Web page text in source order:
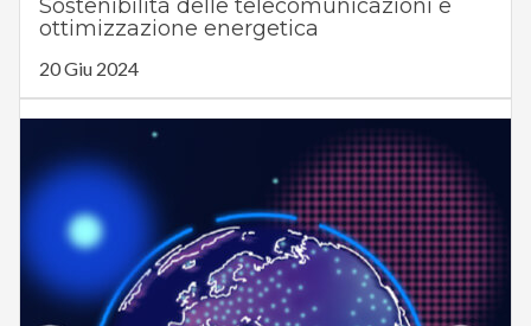
Sostenibilità delle telecomunicazioni e
ottimizzazione energetica
20 Giu 2024